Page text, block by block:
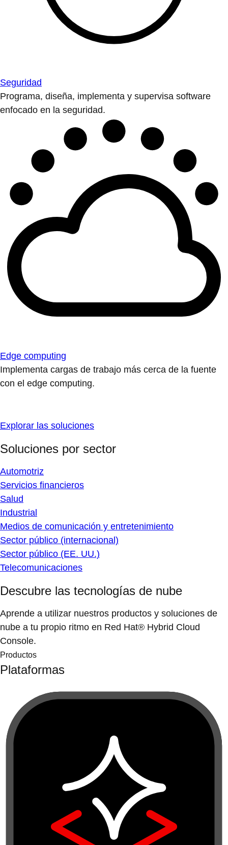
Seguridad
Programa, diseña, implementa y supervisa software
enfocado en la seguridad.
Edge computing
Implementa cargas de trabajo más cerca de la fuente
con el edge computing.
Explorar las soluciones
Soluciones por sector
Automotriz
Servicios financieros
Salud
Industrial
Medios de comunicación y entretenimiento
Sector público (internacional)
Sector público (EE. UU.)
Telecomunicaciones
Descubre las tecnologías de nube
Aprende a utilizar nuestros productos y soluciones de
nube a tu propio ritmo en Red Hat® Hybrid Cloud
Console.
Productos
Plataformas